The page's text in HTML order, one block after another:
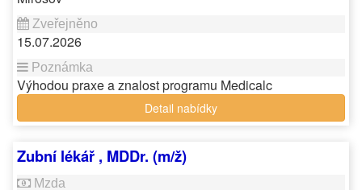
15.07.2026
Výhodou praxe a znalost programu Medicalc
Detail nabídky
Zubní lékář , MDDr. (m/ž)